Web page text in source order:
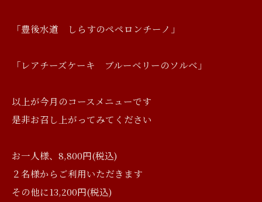
「豊後水道 しらすのペペロンチーノ」
「レアチーズケーキ ブルーベリーのソルベ」
以上が今月のコースメニューです
是非お召し上がってみてください
お一人様、8,800円(税込)
２名様からご利用いただきます
その他に13,200円(税込)